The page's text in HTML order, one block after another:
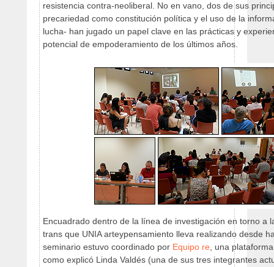
resistencia contra-neoliberal. No en vano, dos de sus
precariedad como constitución política y el uso de la
lucha- han jugado un papel clave en las prácticas y
potencial de empoderamiento de los últimos años.
Encuadrado dentro de la línea de investigación en torno a
trans que UNIA arteypensamiento lleva realizando desde
seminario estuvo coordinado por Equipo re , una
como explicó Linda Valdés (una de sus tres integrantes